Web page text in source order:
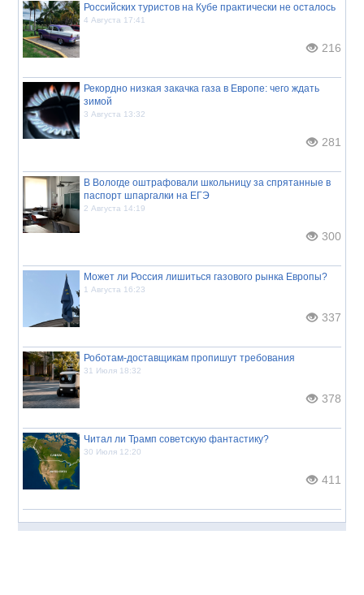
Российских туристов на Кубе практически не осталось
4 Августа 17:41
216
Рекордно низкая закачка газа в Европе: чего ждать
зимой
3 Августа 13:32
281
В Вологде оштрафовали школьницу за спрятанные в
паспорт шпаргалки на ЕГЭ
2 Августа 14:19
300
Может ли Россия лишиться газового рынка Европы?
1 Августа 16:23
337
Роботам-доставщикам пропишут требования
31 Июля 18:32
378
Читал ли Трамп советскую фантастику?
30 Июля 12:20
411